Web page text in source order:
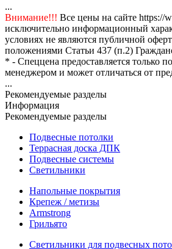
...
Внимание!!! Все цены на сайте https://
исключительно информационный
условиях не являются публичной
положениями Статьи 437 (п.2)
* - Спеццена предоставляется только
менеджером и может отличаться от
...
Рекомендуемые разделы
Информация
Рекомендуемые разделы
Подвесные потолки
Террасная доска ДПК
Подвесные системы
Светильники
Напольные покрытия
Крепеж / метизы
Armstrong
Грильято
Светильники для подвесных